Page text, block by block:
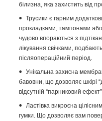
білизна, яка захистить від
Трусики є гарним
прокладками, тампонами
чудово впораються з
лікування свічками,
післяопераційний період.
Унікальна захисна
бавовни, що дозволяє шкірі
відсутній “парниковий
Ластівка викроєна
гумки. Що дозволяє вам